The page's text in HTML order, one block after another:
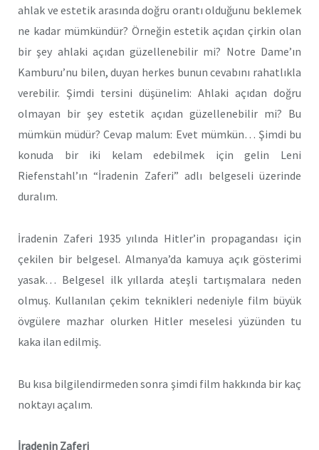
ahlak ve estetik arasında doğru orantı olduğunu beklemek
ne kadar mümkündür? Örneğin estetik açıdan çirkin olan
bir şey ahlaki açıdan güzellenebilir mi? Notre Dame’ın
Kamburu’nu bilen, duyan herkes bunun cevabını rahatlıkla
verebilir. Şimdi tersini düşünelim: Ahlaki açıdan doğru
olmayan bir şey estetik açıdan güzellenebilir mi? Bu
mümkün müdür? Cevap malum: Evet mümkün… Şimdi bu
konuda bir iki kelam edebilmek için gelin Leni
Riefenstahl’ın “İradenin Zaferi” adlı belgeseli üzerinde
duralım.
İradenin Zaferi 1935 yılında Hitler’in propagandası için
çekilen bir belgesel. Almanya’da kamuya açık gösterimi
yasak… Belgesel ilk yıllarda ateşli tartışmalara neden
olmuş. Kullanılan çekim teknikleri nedeniyle film büyük
övgülere mazhar olurken Hitler meselesi yüzünden tu
kaka ilan edilmiş.
Bu kısa bilgilendirmeden sonra şimdi film hakkında bir kaç
noktayı açalım.
İradenin Zaferi